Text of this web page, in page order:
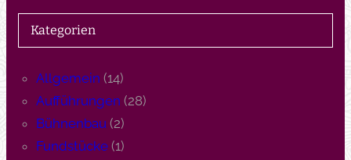
Kategorien
Allgemein (14)
Aufführungen (28)
Bühnenbau(2)
Fundstücke(1)